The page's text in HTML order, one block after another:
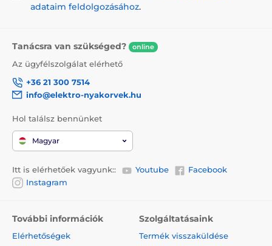
adataim feldolgozásához.
Tanácsra van szükséged? online
Az ügyfélszolgálat elérhető
+36 21 300 7514
info@elektro-nyakorvek.hu
Hol találsz bennünket
Magyar
Itt is elérhetőek vagyunk:: Youtube
Facebook
Instagram
További információk
Elérhetőségek
Szolgáltatásaink
Termék visszaküldése